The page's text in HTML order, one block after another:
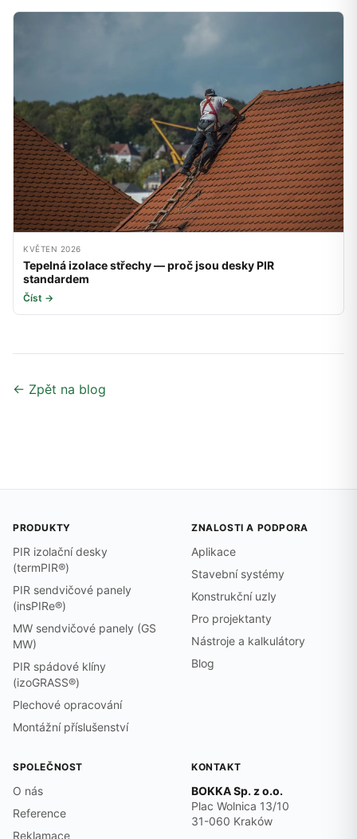
KVĚTEN 2026
Tepelná izolace střechy — proč jsou desky PIR
standardem
Číst →
← Zpět na blog
PRODUKTY
PIR izolační desky
(termPIR®)
PIR sendvičové panely
(insPIRe®)
MW sendvičové panely (GS
MW)
PIR spádové klíny
(izoGRASS®)
Plechové opracování
Montážní příslušenství
ZNALOSTI A PODPORA
Aplikace
Stavební systémy
Konstrukční uzly
Pro projektanty
Nástroje a kalkulátory
Blog
SPOLEČNOST
O nás
Reference
Reklamace
KONTAKT
BOKKA Sp. z o.o.
Plac Wolnica 13/10
31-060 Kraków